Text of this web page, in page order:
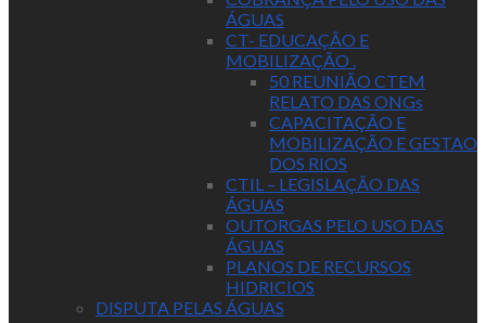
ÁGUAS
CT- EDUCAÇÃO E
MOBILIZAÇÃO .
50 REUNIÃO CTEM
RELATO DAS ONGs
CAPACITAÇÃO E
MOBILIZAÇÃO E GESTAO
DOS RIOS
CTIL – LEGISLAÇÃO DAS
ÁGUAS
OUTORGAS PELO USO DAS
ÁGUAS
PLANOS DE RECURSOS
HIDRICIOS
DISPUTA PELAS ÁGUAS